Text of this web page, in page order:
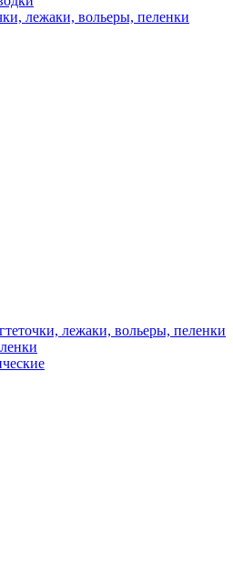
лежаки, вольеры, пеленки
лежаки, вольеры, пеленки